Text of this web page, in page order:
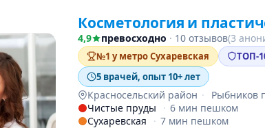
Косметология и
4,9 превосходно · 10 отзывов(3
№1 у метро Сухаревская ТОП-
5 врачей, опыт 10+ лет
Красносельский район ·
Рыбников
Чистые пруды
· 6 мин пешком
Сухаревская
· 7 мин пешком